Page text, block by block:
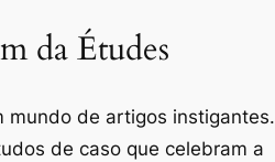
da Études
mundo de artigos instigantes.
de caso que celebram a